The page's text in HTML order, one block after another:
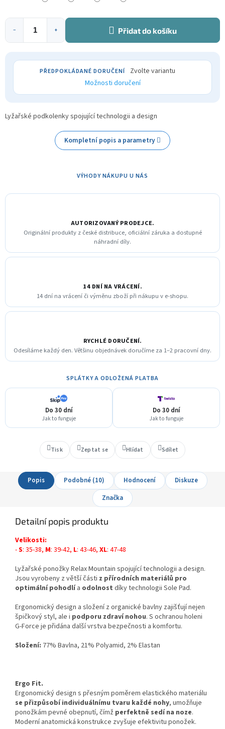
+
− Přidat do košíku
Zvolte variantu
Možnosti doručení
Lyžařské podkolenky spojující technologii a design
Kompletní popis a parametry
VÝHODY NÁKUPU U NÁS
AUTORIZOVANÝ PRODEJCE.
Originální produkty z české distribuce, oficiální záruka a dostupné
náhradní díly.
14 DNÍ NA VRÁCENÍ.
14 dní na vrácení či výměnu zboží při nákupu v e-shopu.
RYCHLÉ DORUČENÍ.
Odesíláme každý den. Většinu objednávek doručíme za 1–2 pracovní dny.
SPLÁTKY A ODLOŽENÁ PLATBA
Do 30 dní
Jak to funguje
Do 30 dní
Jak to funguje
Tisk Zeptat se Hlídat Sdílet
Popis Podobné (10) Hodnocení
Diskuze
Značka
Detailní popis produktu
Velikosti:
-S: 35-38, M: 39-42, L: 43-46, XL: 47-48
Lyžařské ponožky Relax Mountain spojující technologii a design.
Jsou vyrobeny z větší části z přírodních materiálů pro
optimální pohodlía odolnost díky technologii Sole Pad.
Ergonomický design a složení z organické bavlny zajišťují nejen
špičkový styl, ale i podporu zdraví nohou. S ochranou holeni
G-Force je přidána další vrstva bezpečnosti a komfortu.
Složení: 77% Bavlna, 21% Polyamid, 2% Elastan
Ergo Fit.
Ergonomický design s přesným poměrem elastického materiálu
se přizpůsobí individuálnímu tvaru každé nohy, umožňuje
ponožkám pevné obepnutí, čímž perfektně sedí na noze.
Moderní anatomická konstrukce zvyšuje efektivitu ponožek.